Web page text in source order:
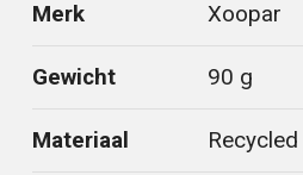
Merk Xoopar
Gewicht 90 g
Materiaal